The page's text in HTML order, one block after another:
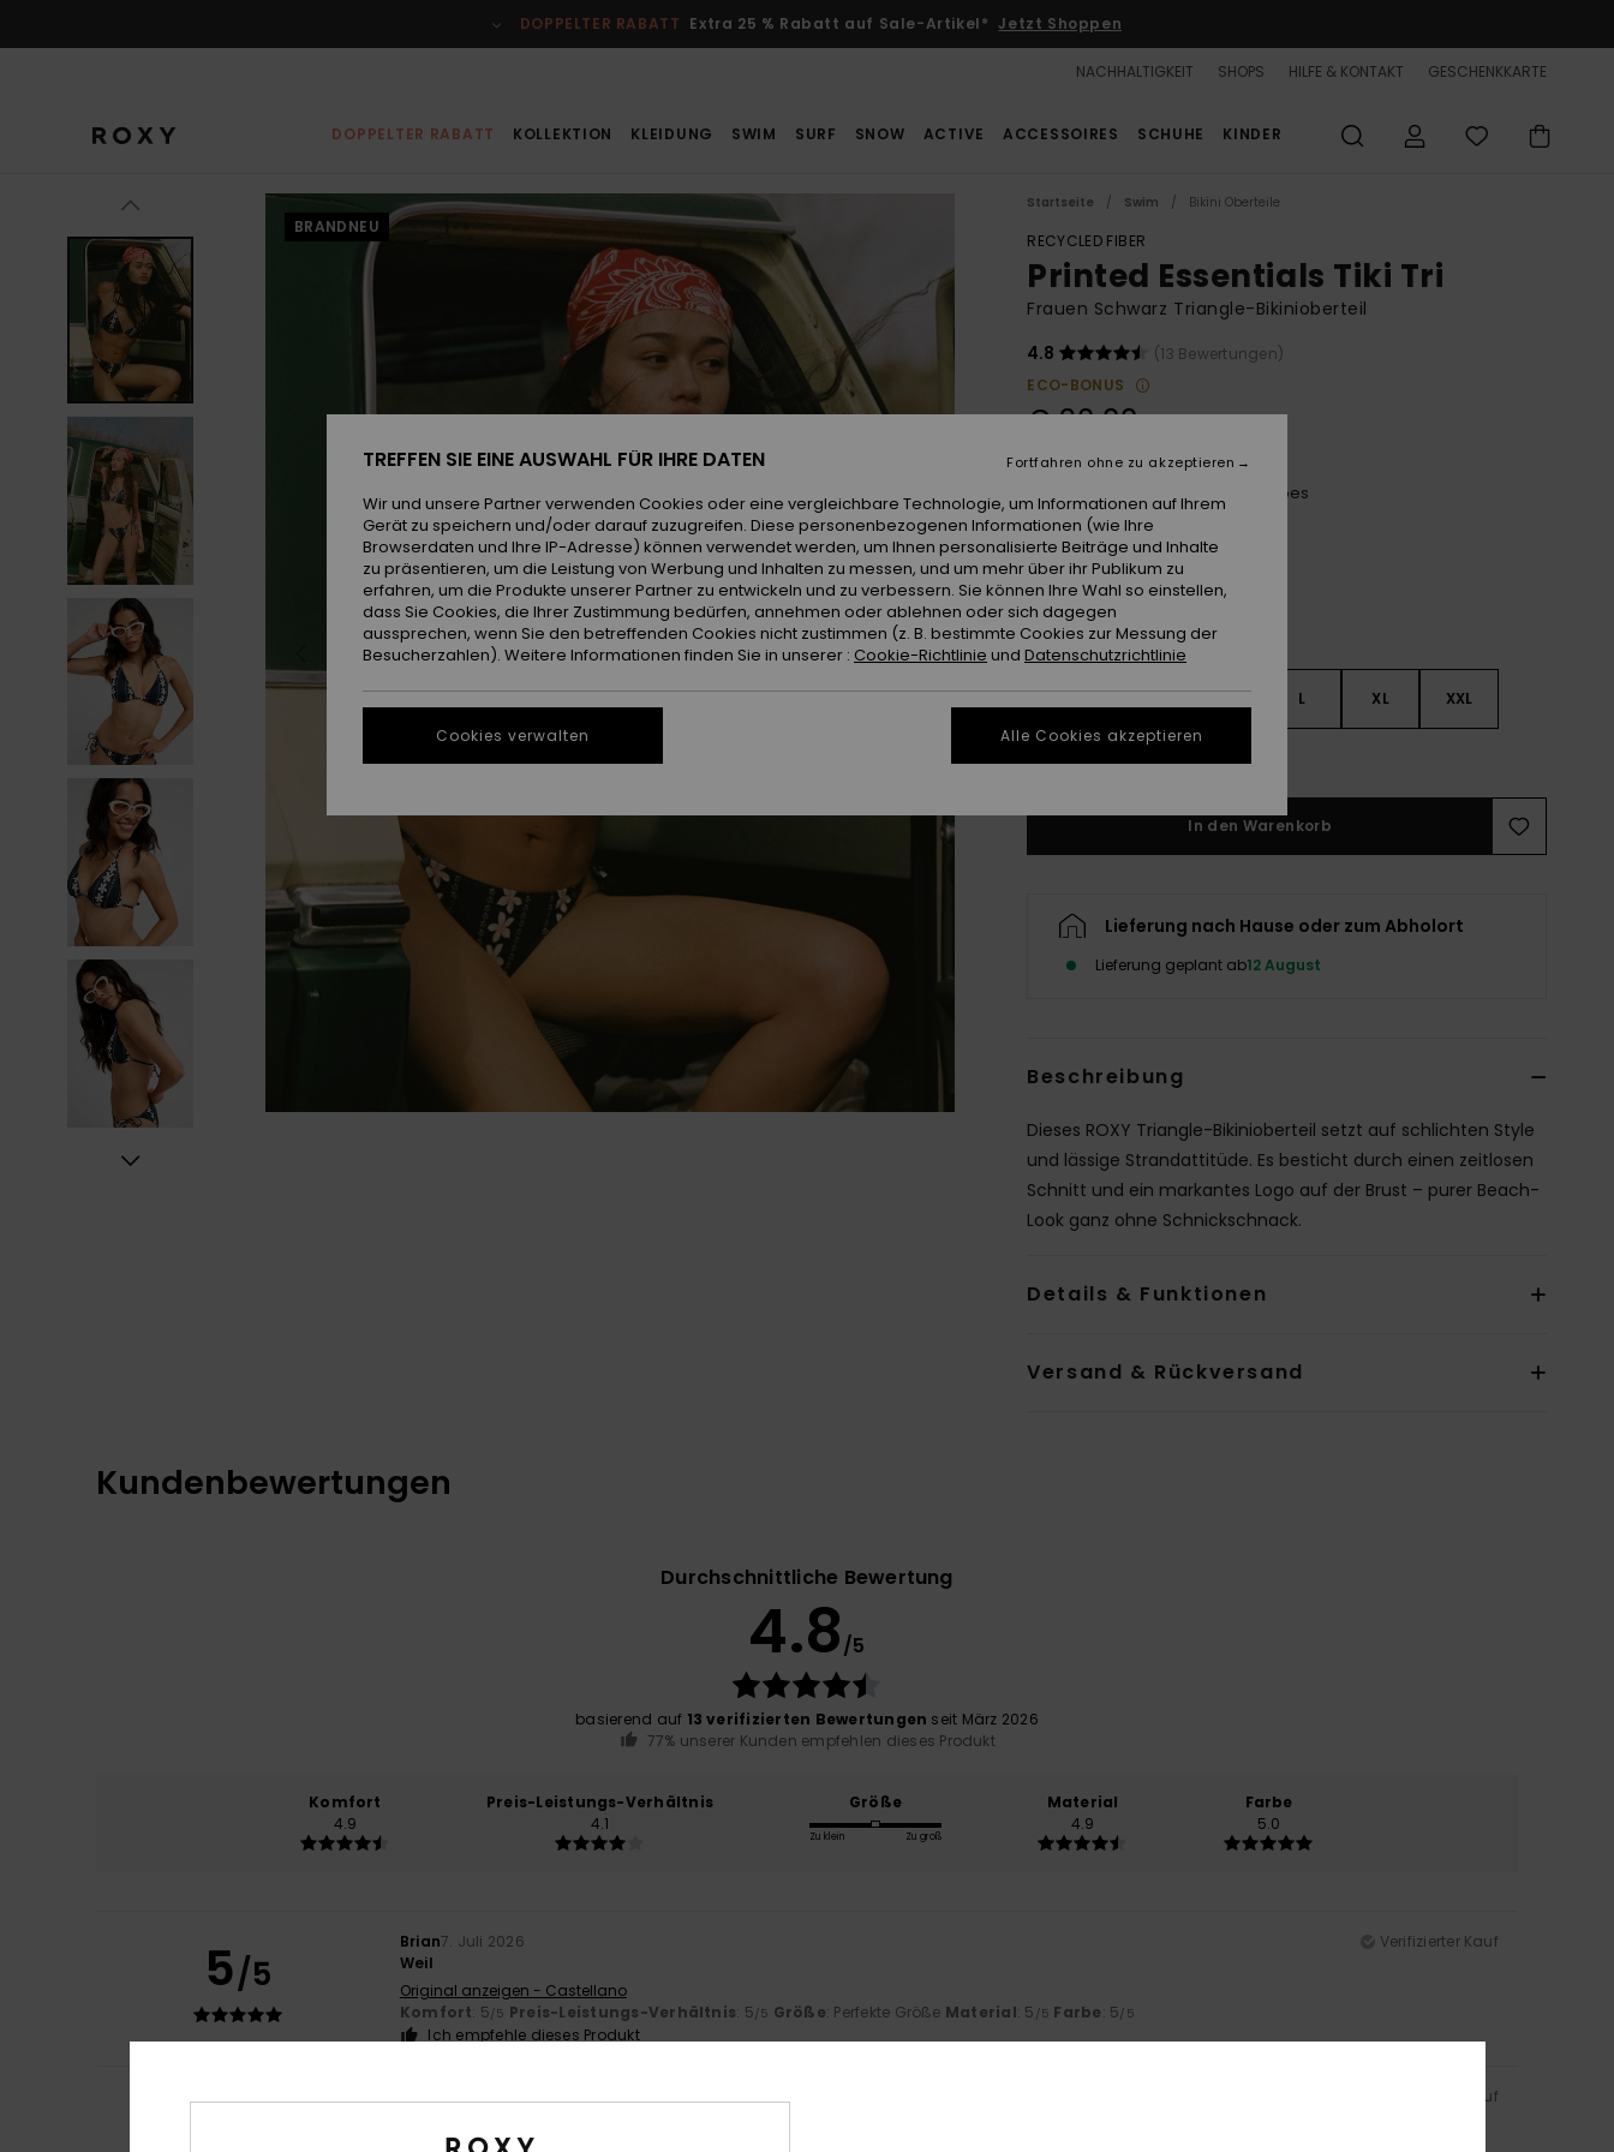
DOPPELTER RABATT Extra 25 % Rabatt auf Sale-Artikel* Jetzt Shoppen
NACHHALTIGKEIT SHOPS HILFE & KONTAKT GESCHENKKARTE
DOPPELTER RABATT KOLLEKTION KLEIDUNG SWIM SURF SNOW ACTIVE ACCESSOIRES SCHUHE KINDER
BRANDNEU
Startseite Swim Bikini Oberteile
RECYCLED FIBER
Printed Essentials Tiki Tri
Frauen Schwarz Triangle-Bikinioberteil
4.8
(13 Bewertungen)
ECO-BONUS
€ 30,00
Anthracitehibiscusreal Stripes
XS S M L XL XXL
In den Warenkorb
Lieferung nach Hause oder zum Abholort
Lieferung geplant ab12 August
Beschreibung
Dieses ROXY Triangle-Bikinioberteil setzt auf schlichten Style
und lässige Strandattitüde. Es besticht durch einen zeitlosen
Schnitt und ein markantes Logo auf der Brust – purer Beach-
Look ganz ohne Schnickschnack.
Details & Funktionen
Versand & Rückversand
Kundenbewertungen
Durchschnittliche Bewertung
4.8/5
basierend auf 13 verifizierten Bewertungen seit März 2026
77% unserer Kunden empfehlen dieses Produkt
Komfort
4.9
Preis-Leistungs-Verhältnis
4.1
Größe
Zu klein Zu groß
Material
4.9
Farbe
5.0
5/5
Brian7. Juli 2026
Verifizierter Kauf
Weil
Original anzeigen - Castellano
Komfort: 5/5 Preis-Leistungs-Verhältnis: 5/5 Größe: Perfekte Größe Material: 5 /5 Farbe: 5/5
Ich empfehle dieses Produkt
5 Arianna5. Juli 2026
Verifizierter Kauf
Original anzeigen - Italiano
TREFFEN SIE EINE AUSWAHL FÜR IHRE DATEN
Wir und unsere Partner verwenden Cookies oder eine vergleichbare Technologie, um Informationen auf Ihrem
Gerät zu speichern und/oder darauf zuzugreifen. Diese personenbezogenen Informationen (wie Ihre
Browserdaten und Ihre IP-Adresse) können verwendet werden, um Ihnen personalisierte Beiträge und Inhalte
zu präsentieren, um die Leistung von Werbung und Inhalten zu messen, und um mehr über ihr Publikum zu
erfahren, um die Produkte unserer Partner zu entwickeln und zu verbessern. Sie können Ihre Wahl so einstellen,
dass Sie Cookies, die Ihrer Zustimmung bedürfen, annehmen oder ablehnen oder sich dagegen
aussprechen, wenn Sie den betreffenden Cookies nicht zustimmen (z. B. bestimmte Cookies zur Messung der
Besucherzahlen). Weitere Informationen finden Sie in unserer : Cookie-Richtlinie und Datenschutzrichtlinie
Cookies verwalten
Fortfahren ohne zu akzeptieren
Alle Cookies akzeptieren